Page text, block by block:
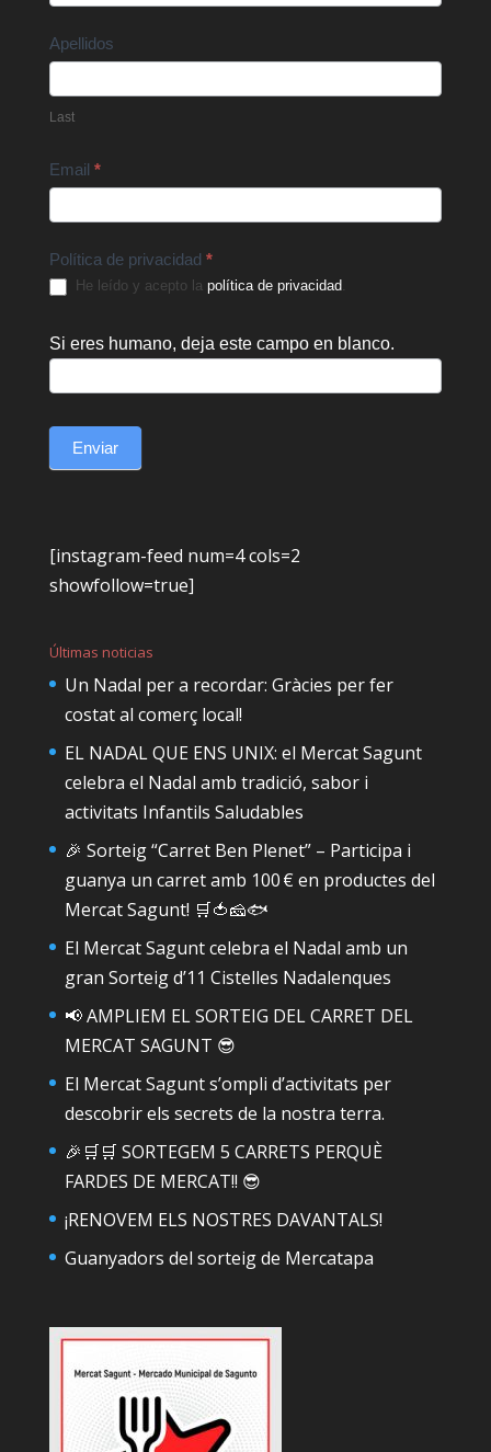
Apellidos
Last
Email *
Política de privacidad *
He leído y acepto la política de privacidad.
Si eres humano, deja este campo en blanco.
Enviar
[instagram-feed num=4 cols=2
showfollow=true]
Últimas noticias
Un Nadal per a recordar: Gràcies per fer
costat al comerç local!
EL NADAL QUE ENS UNIX: el Mercat Sagunt
celebra el Nadal amb tradició, sabor i
activitats Infantils Saludables
🎉 Sorteig “Carret Ben Plenet” – Participa i
guanya un carret amb 100 € en productes del
Mercat Sagunt! 🛒🍅🧀🐟
El Mercat Sagunt celebra el Nadal amb un
gran Sorteig d’11 Cistelles Nadalenques
📢 AMPLIEM EL SORTEIG DEL CARRET DEL
MERCAT SAGUNT 😎
El Mercat Sagunt s’ompli d’activitats per
descobrir els secrets de la nostra terra.
🎉🛒🛒 SORTEGEM 5 CARRETS PERQUÈ
FARDES DE MERCAT!! 😎
¡RENOVEM ELS NOSTRES DAVANTALS!
Guanyadors del sorteig de Mercatapa